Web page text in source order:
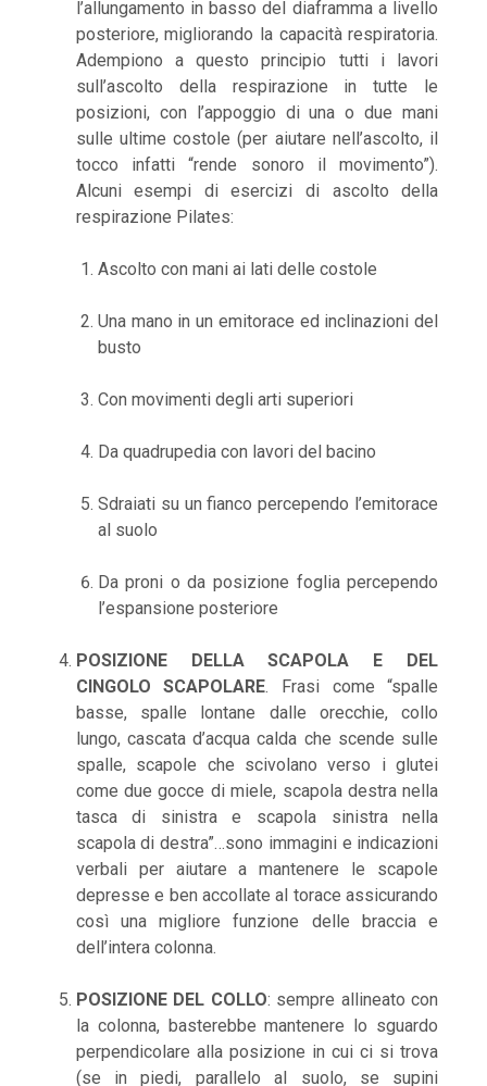
l’allungamento in basso del diaframma a livello
posteriore, migliorando la capacità respiratoria.
Adempiono a questo principio tutti i lavori
sull’ascolto della respirazione in tutte le
posizioni, con l’appoggio di una o due mani
sulle ultime costole (per aiutare nell’ascolto, il
tocco infatti “rende sonoro il movimento”).
Alcuni esempi di esercizi di ascolto della
respirazione Pilates:
Ascolto con mani ai lati delle costole
Una mano in un emitorace ed inclinazioni del
busto
Con movimenti degli arti superiori
Da quadrupedia con lavori del bacino
Sdraiati su un fianco percependo l’emitorace
al suolo
Da proni o da posizione foglia percependo
l’espansione posteriore
POSIZIONE DELLA SCAPOLA E DEL
CINGOLO SCAPOLARE. Frasi come “spalle
basse, spalle lontane dalle orecchie, collo
lungo, cascata d’acqua calda che scende sulle
spalle, scapole che scivolano verso i glutei
come due gocce di miele, scapola destra nella
tasca di sinistra e scapola sinistra nella
scapola di destra”…sono immagini e indicazioni
verbali per aiutare a mantenere le scapole
depresse e ben accollate al torace assicurando
così una migliore funzione delle braccia e
dell’intera colonna.
POSIZIONE DEL COLLO: sempre allineato con
la colonna, basterebbe mantenere lo sguardo
perpendicolare alla posizione in cui ci si trova
(se in piedi, parallelo al suolo, se supini